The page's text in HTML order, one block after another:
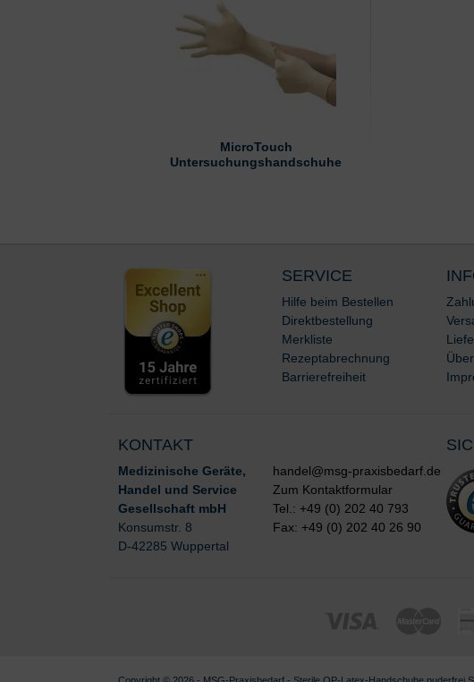
MicroTouch
Untersuchungshandschuhe
SERVICE
Hilfe beim Bestellen
Direktbestellung
Merkliste
Rezeptabrechnung
Barrierefreiheit
KONTAKT
Medizinische Geräte,
Handel und Service
Gesellschaft mbH
Konsumstr. 8
D-42285 Wuppertal
handel@msg-praxisbedarf.de
Zum Kontaktformular
Tel.: +49 (0) 202 40 793
Fax: +49 (0) 202 40 26 90
Copyright © 2026 - MSG-Praxisbedarf - Sterile OP-Latex-Handschuhe puderfrei